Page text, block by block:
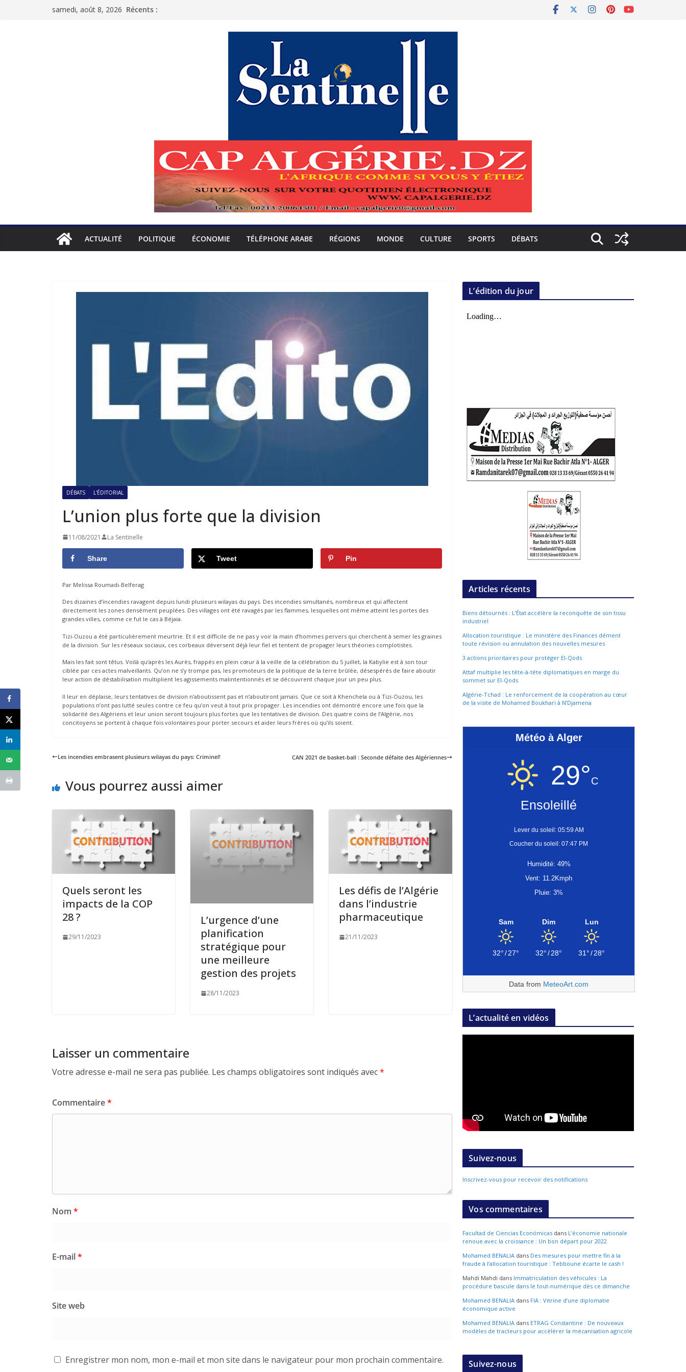
samedi, août 8, 2026 Récents :
ACTUALITÉ POLITIQUE ÉCONOMIE TÉLÉPHONE ARABE RÉGIONS MONDE CULTURE SPORTS DÉBATS
DÉBATS L'ÉDITORIAL
L’union plus forte que la division
11/08/2021 La Sentinelle
Share Tweet Pin
Par Melissa Roumadi-Belferag
Des dizaines d’incendies ravagent depuis lundi plusieurs wilayas du pays. Des incendies simultanés, nombreux et qui affectent
directement les zones densément peuplées. Des villages ont été ravagés par les flammes, lesquelles ont même atteint les portes des
grandes villes, comme ce fut le cas à Béjaïa.
Tizi-Ouzou a été particulièrement meurtrie. Et il est difficile de ne pas y voir la main d’hommes pervers qui cherchent à semer les graines
de la division. Sur les réseaux sociaux, ces corbeaux déversent déjà leur fiel et tentent de propager leurs théories complotistes.
Mais les fait sont têtus. Voilà qu’après les Aurès, frappés en plein cœur à la veille de la célébration du 5 juillet, la Kabylie est à son tour
ciblée par ces actes malveillants. Qu’on ne s’y trompe pas, les promoteurs de la politique de la terre brûlée, désespérés de faire aboutir
leur action de déstabilisation multiplient les agissements malintentionnés et se découvrent chaque jour un peu plus.
Il leur en déplaise, leurs tentatives de division n’aboutissent pas et n’aboutiront jamais. Que ce soit à Khenchela ou à Tizi-Ouzou, les
populations n’ont pas lutté seules contre ce feu qu’on veut à tout prix propager. Les incendies ont démontré encore une fois que la
solidarité des Algériens et leur union seront toujours plus fortes que les tentatives de division. Des quatre coins de l’Algérie, nos
concitoyens se portent à chaque fois volontaires pour porter secours et aider leurs frères où qu’ils soient.
Les incendies embrasent plusieurs wilayas du pays: Criminel! CAN 2021 de basket-ball : Seconde défaite des Algériennes
Vous pourrez aussi aimer
Quels seront les
impacts de la COP
28 ?
29/11/2023
L’urgence d’une
planification
stratégique pour
une meilleure
gestion des projets
28/11/2023
Les défis de l’Algérie
dans l’industrie
pharmaceutique
21/11/2023
Laisser un commentaire
Votre adresse e-mail ne sera pas publiée. Les champs obligatoires sont indiqués avec*
Commentaire*
Nom *
E-mail*
Site web
Enregistrer mon nom, mon e-mail et mon site dans le navigateur pour mon prochain commentaire.
L’édition du jour
Articles récents
Biens détournés : L’État accélère la reconquête de son tissu
industriel
Allocation touristique : Le ministère des Finances dément
toute révision ou annulation des nouvelles mesures
3 actions prioritaires pour protéger El-Qods
Attaf multiplie les tête-à-tête diplomatiques en marge du
sommet sur El-Qods
Algérie-Tchad : Le renforcement de la coopération au cœur
de la visite de Mohamed Boukhari à N’Djamena
Météo à Alger
29°C
Ensoleillé
Lever du soleil: 05:59 AM
Coucher du soleil: 07:47 PM
Humidité: 49%
Vent: 11.2Kmph
Pluie: 3%
Sam
32°/27°
Dim
32°/28°
Lun
31°/28°
Data from MeteoArt.com
L’actualité en vidéos
Suivez-nous
Inscrivez-vous pour recevoir des notifications
Vos commentaires
Facultad de Ciencias Económicas dans L’économie nationale
renoue avec la croissance : Un bon départ pour 2022
Mohamed BENALIA dans Des mesures pour mettre fin à la
fraude à l’allocation touristique : Tebboune écarte le cash !
Mahdi Mahdi dans Immatriculation des véhicules : La
procédure bascule dans le tout-numérique dès ce dimanche
Mohamed BENALIA dans FIA : Vitrine d’une diplomatie
économique active
Mohamed BENALIA dans ETRAG Constantine : De nouveaux
modèles de tracteurs pour accélérer la mécanisation agricole
Suivez-nous